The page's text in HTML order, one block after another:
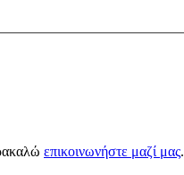
επικοινωνήστε μαζί μας.